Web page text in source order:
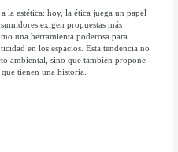
estética: hoy, la ética juega un papel
exigen propuestas más
una herramienta poderosa para
en los espacios. Esta tendencia no
ambiental, sino que también propone
tienen una historia.